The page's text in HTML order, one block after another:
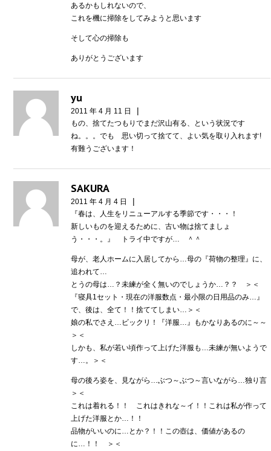
あるかもしれないので、
これを機に掃除をしてみようと思います
そして心の掃除も
ありがとうございます
yu
2011 年 4 月 11 日 |
もの、捨てたつもりでまだ沢山有る、という状況です
ね。。。でも 思い切って捨てて、よい気を取り入れます!
有難うございます！
SAKURA
2011 年 4 月 4 日 |
『春は、人生をリニューアルする季節です・・・！
新しいものを迎えるために、古い物は捨てましょ
う・・・。』 トライ中ですが… ＾＾
母が、老人ホームに入居してから…母の『荷物の整理』に、
追われて…
とうの母は…？未練が全く無いのでしょうか…？？ ＞＜
『寝具1セット・現在の洋服数点・最小限の日用品のみ…』
で、後は、全て！！捨ててしまい…＞＜
娘の私でさえ…ビックリ！『洋服…』もかなりあるのに～～
＞＜
しかも、私が若い頃作って上げた洋服も…未練が無いようで
す…。＞＜
母の後ろ姿を、見ながら…ぶつ～ぶつ～言いながら…独り言
＞＜
これは着れる！！ これはきれな～イ！！これは私が作って
上げた洋服とか…！！
品物がいいのに…とか？！！この壺は、価値があるの
に…！！ ＞＜